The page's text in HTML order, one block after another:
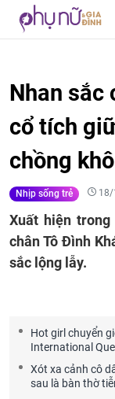
Nhan sắc
cổ tích
chồng
Nhịp sống trẻ 18/
Xuất hiện
chân Tô Đình
sắc lộng lẫy.
Hot girl chuyển
International
Xót xa cảnh cô
sau là bàn thờ